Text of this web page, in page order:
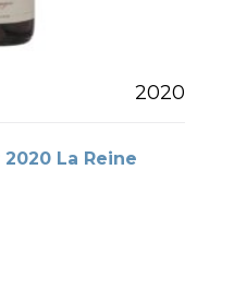
2020
La Reine